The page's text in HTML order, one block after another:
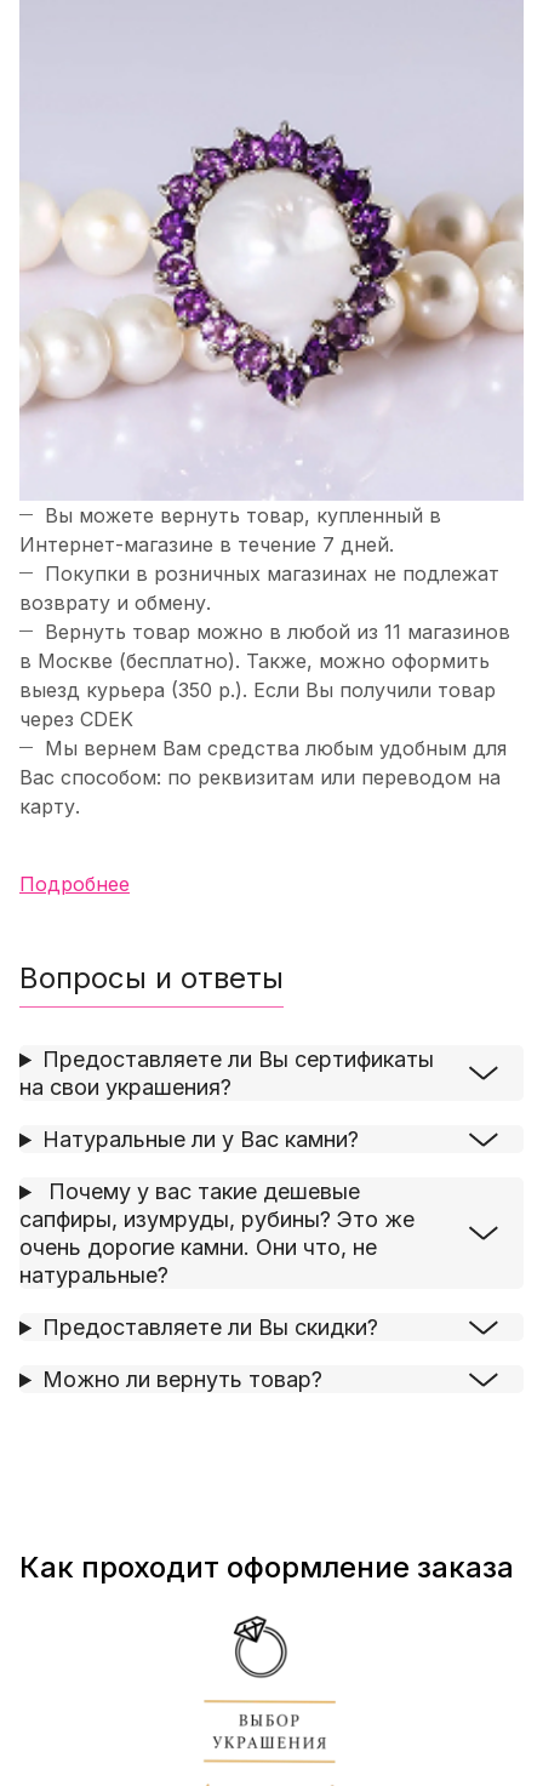
Вы можете вернуть товар, купленный в
Интернет-магазине в течение 7 дней.
Покупки в розничных магазинах не подлежат
возврату и обмену.
Вернуть товар можно в любой из 11 магазинов
в Москве (бесплатно). Также, можно оформить
выезд курьера (350 р.). Если Вы получили товар
через CDEK
Мы вернем Вам средства любым удобным для
Вас способом: по реквизитам или переводом на
карту.
Подробнее
Вопросы и ответы
Предоставляете ли Вы сертификаты
на свои украшения?
Натуральные ли у Вас камни?
Почему у вас такие дешевые
сапфиры, изумруды, рубины? Это же
очень дорогие камни. Они что, не
натуральные?
Предоставляете ли Вы скидки?
Можно ли вернуть товар?
Как проходит оформление заказа